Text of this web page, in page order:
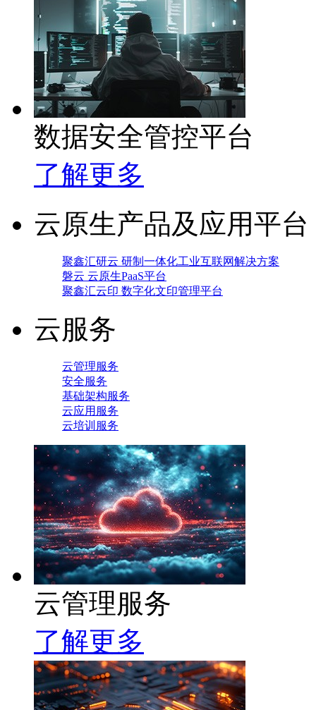
数据安全管控平台
了解更多
云原生产品及应用平台
聚鑫汇研云 研制一体化工业互联网解决方案
磐云 云原生PaaS平台
聚鑫汇云印 数字化文印管理平台
云服务
云管理服务
安全服务
基础架构服务
云应用服务
云培训服务
云管理服务
了解更多